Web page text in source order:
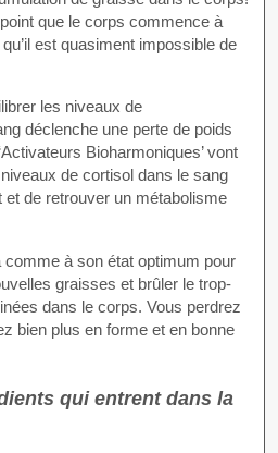
que le corps commence à
est quasiment impossible de
les niveaux de
déclenche une perte de poids
Bioharmoniques’ vont
de cortisol dans le sang
de retrouver un métabolisme
comme à son état optimum pour
graisses et brûler le trop-
dans le corps. Vous perdrez
bien plus en forme et en bonne
qui entrent dans la